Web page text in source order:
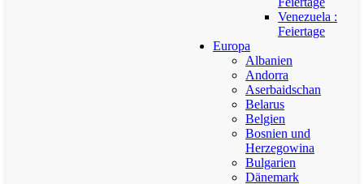
Venezuela :
Feiertage
Europa
Albanien
Andorra
Aserbaidschan
Belarus
Belgien
Bosnien und
Herzegowina
Bulgarien
Dänemark